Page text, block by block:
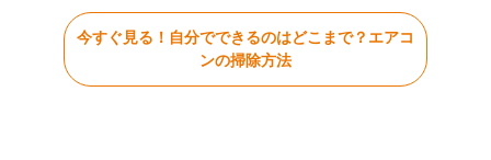
今すぐ見る！自分でできるのはどこまで？エアコ
ンの掃除方法